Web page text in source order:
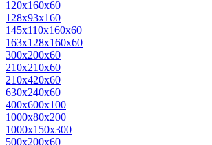
120х160х60
128х93х160
145х110х160х60
163х128х160х60
300х200х60
210х210х60
210х420х60
630х240х60
400х600х100
1000х80х200
1000х150х300
500х200х60